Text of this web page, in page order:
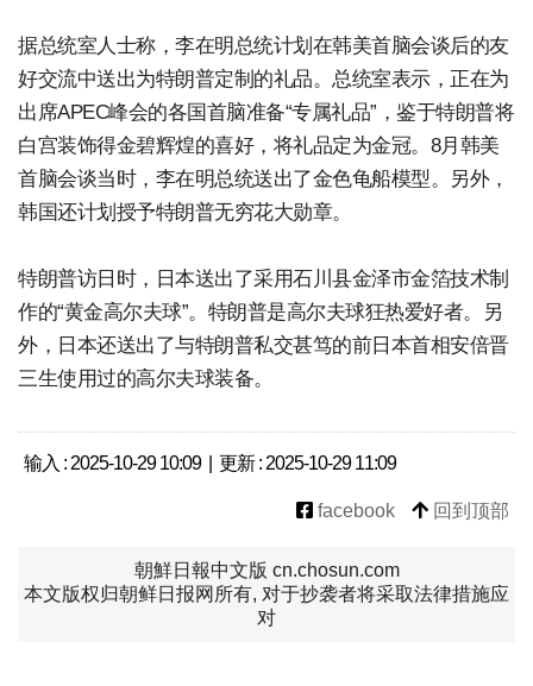
据总统室人士称，李在明总统计划在韩美首脑会谈后的友
好交流中送出为特朗普定制的礼品。总统室表示，正在为
出席APEC峰会的各国首脑准备“专属礼品”，鉴于特朗普将
白宫装饰得金碧辉煌的喜好，将礼品定为金冠。8月韩美
首脑会谈当时，李在明总统送出了金色龟船模型。另外，
韩国还计划授予特朗普无穷花大勋章。
特朗普访日时，日本送出了采用石川县金泽市金箔技术制
作的“黄金高尔夫球”。特朗普是高尔夫球狂热爱好者。另
外，日本还送出了与特朗普私交甚笃的前日本首相安倍晋
三生使用过的高尔夫球装备。
输入 : 2025-10-29 10:09 | 更新 : 2025-10-29 11:09
facebook 回到顶部
朝鮮日報中文版 cn.chosun.com
本文版权归朝鲜日报网所有, 对于抄袭者将采取法律措施应
对